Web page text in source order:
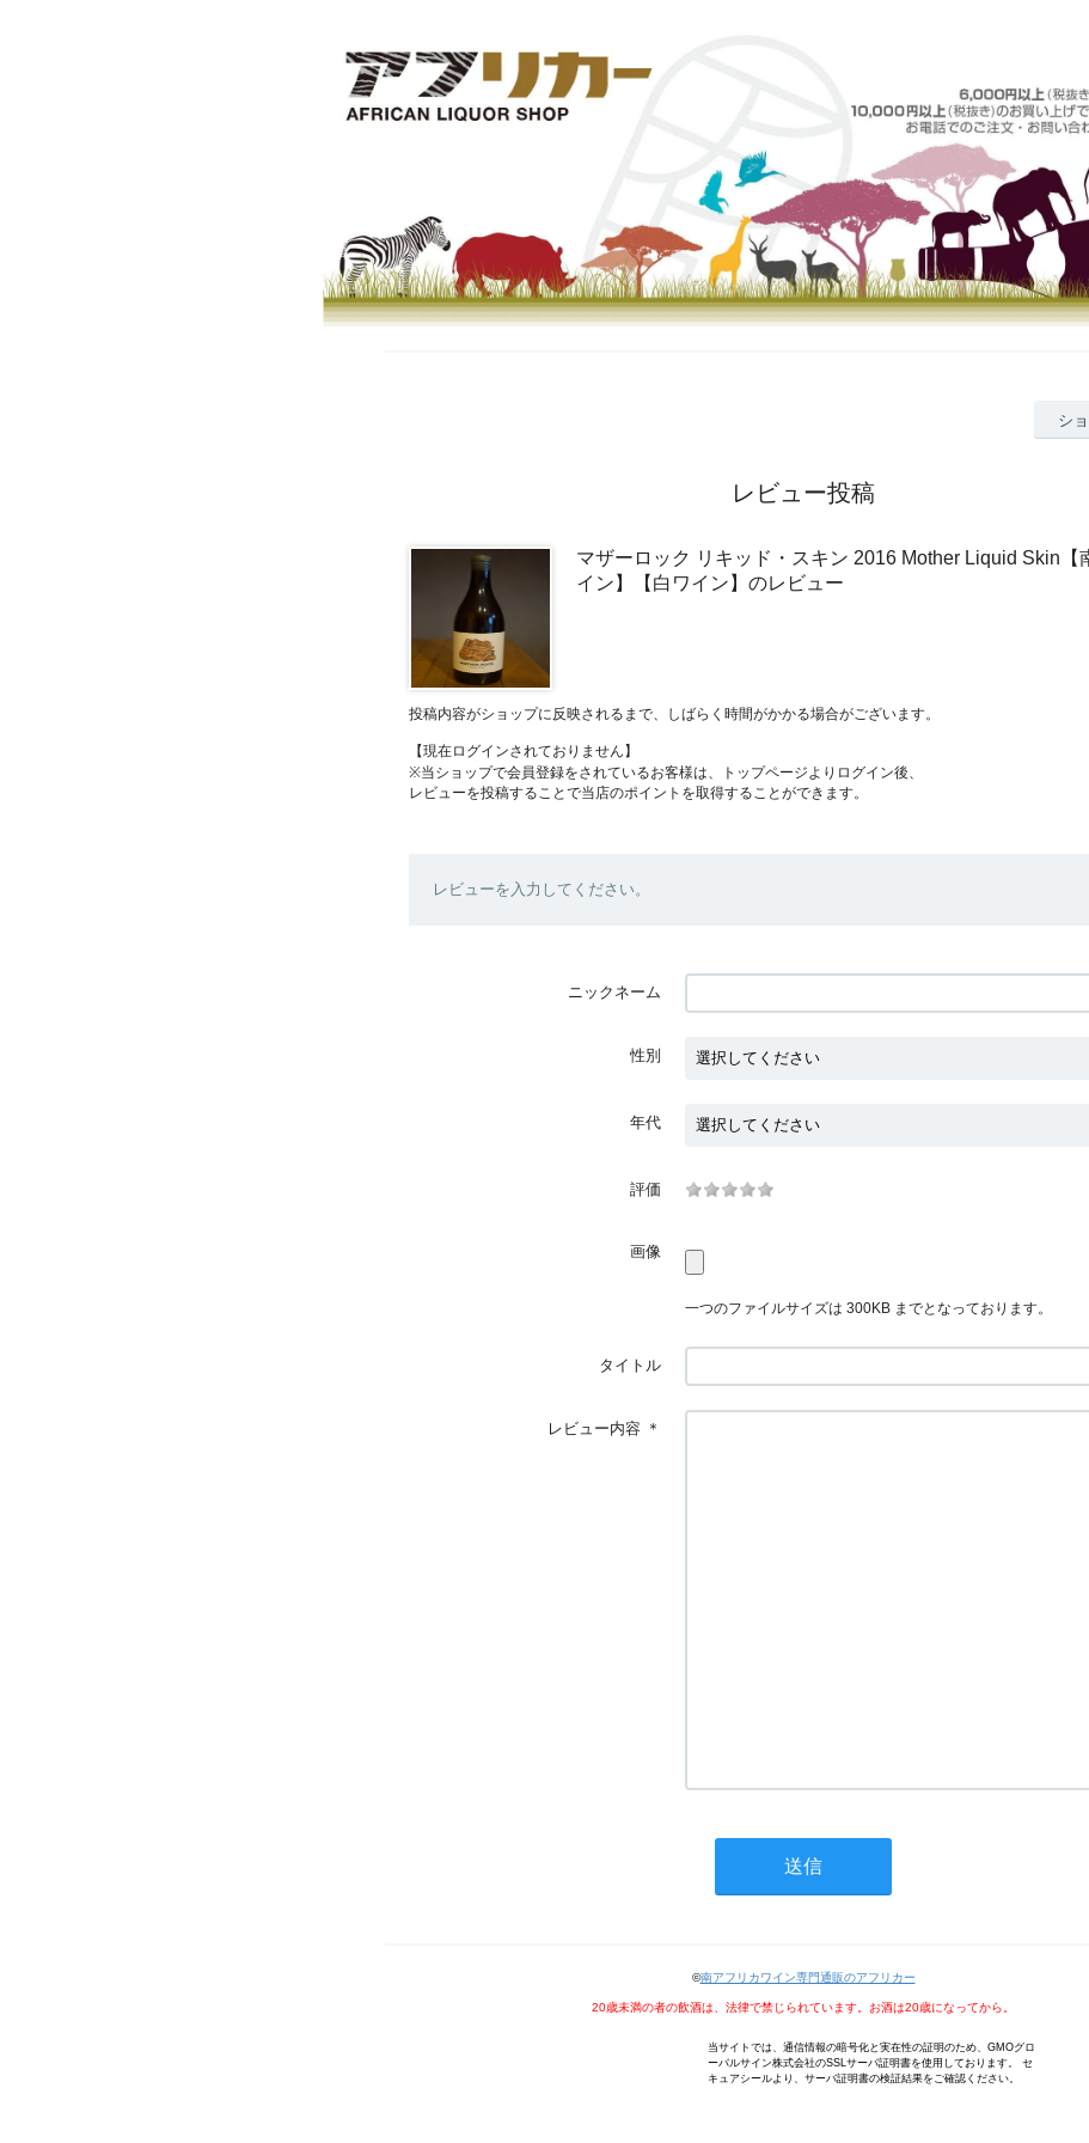
シ
レビュー投稿
マザーロック リキッド・スキン 2016 Mother Liquid Skin【
イン】【白ワイン】のレビュー
投稿内容がショップに反映されるまで、しばらく時間がかかる場合がございます。
【現在ログインされておりません】
※当ショップで会員登録をされているお客様は、トップページよりログイン後、
レビューを投稿することで当店のポイントを取得することができます。
レビューを入力してください。
ニックネーム
性別
年代
評価
画像
一つのファイルサイズは 300KB までとなっております。
タイトル
レビュー内容 ＊
©南アフリカワイン専門通販のアフリカー
20歳未満の者の飲酒は、法律で禁じられています。お酒は20歳になってから。
当サイトでは、通信情報の暗号化と実在性の証明のため、GMOグロ
ーバルサイン株式会社のSSLサーバ証明書を使用しております。 セ
キュアシールより、サーバ証明書の検証結果をご確認ください。